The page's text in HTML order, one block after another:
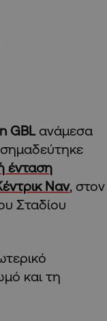
GBL ανάμεσα
σημαδεύτηκε
ένταση
Ναν, στον
Σταδίου
και τη